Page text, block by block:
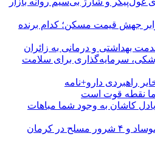
جهش قیمت مسکن؛ کدام برنده
سرمایه‌گذاری برای سلامت
راهبردی دارو+نامه
ما نقطه قوت است
کاشان به وجود شما مباهات
وزارت اطلاعات: ۲۱ مزدور موساد و ۴ شرور مسلح در کرمان